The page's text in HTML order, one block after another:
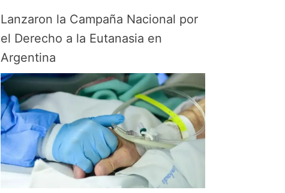
Lanzaron la Campaña Nacional por
el Derecho a la Eutanasia en
Argentina